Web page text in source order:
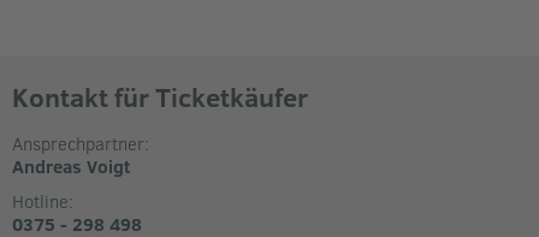
Kontakt für Ticketkäufer
Ansprechpartner:
Andreas Voigt
Hotline:
0375 - 298 498